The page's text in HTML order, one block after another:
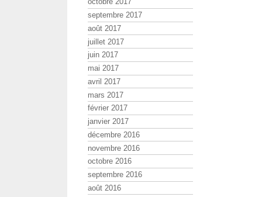
septembre 2017
août 2017
juillet 2017
juin 2017
mai 2017
avril 2017
mars 2017
février 2017
janvier 2017
décembre 2016
novembre 2016
octobre 2016
septembre 2016
août 2016